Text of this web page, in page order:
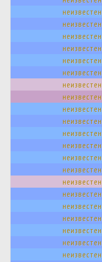
неизвестен
неизвестен
неизвестен
неизвестен
неизвестен
неизвестен
неизвестен
неизвестен
неизвестен
неизвестен
неизвестен
неизвестен
неизвестен
неизвестен
неизвестен
неизвестен
неизвестен
неизвестен
неизвестен
неизвестен
неизвестен